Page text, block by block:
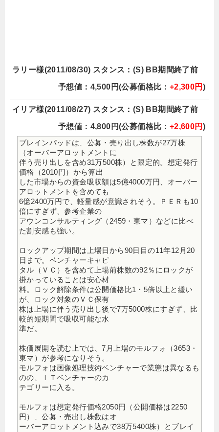
ラリー様(2011/08/30) スタンス：(S) BB期間終了前
予想値：4,500円(公募価格比： +2,300円 )
イリア様(2011/08/27) スタンス：(S) BB期間終了前
予想値：4,800円(公募価格比： +2,600円 )
ブレインパッドは、公募・売り出し株数が27万株
（オーバーアロットメントに
伴う売り出しを含め31万500株）と限定的。想定発行
価格（2010円）から算出
した市場からの資金吸収額は5億4000万円、オーバー
アロットメントを含めても
6億2400万円で、軽量感が意識されそう。ＰＥＲも10
倍にすぎず、参考企業の
アウンコンサルティング（2459・東マ）などに比べ
た割安感も強い。
ロックアップ期間は上場日から90日目の11年12月20
日まで。ベンチャーキャピ
タル（ＶＣ）を含めて上場前株数の92％にロックが
掛かっていることは安心材
料。ロック解除条件は公開価格比1・5倍以上と緩い
が、ロック対象のＶＣ保有
株は上場に伴う売り出し後で7万5000株にすぎず、比
較的短期間で吸収可能な水
準だ。
株価展開を読む上では、7月上場のモルフォ（3653・
東マ）が参考になりそう。
モルフォは画像処理技術ベンチャーで業態は異なるも
のの、ＩＴベンチャーのカ
テゴリーに入る。
モルフォは想定発行価格2050円（公開価格は2250
円）、公募・売出し株数はオ
ーバーアロットメント込みで38万5400株）とブレイ